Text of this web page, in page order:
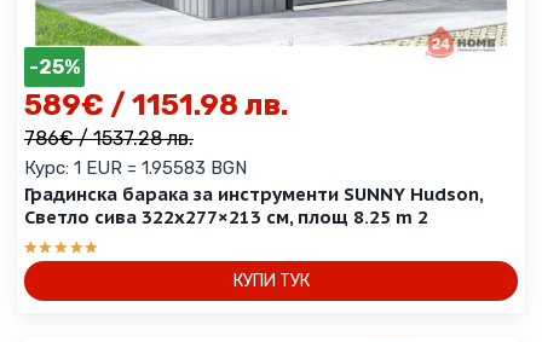
Градинска барака за инструменти SUNNY Hudson,
Светло сива 322х277×213 см, площ 8.25 m 2
Оценено с
5.00
от 5
-25%
786€/ 1537.28 лв.
589€ / 1151.98 лв.
Курс: 1 EUR = 1.95583 BGN
КУПИ ТУК